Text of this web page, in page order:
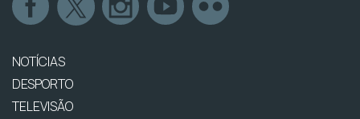
NOTÍCIAS
DESPORTO
TELEVISÃO